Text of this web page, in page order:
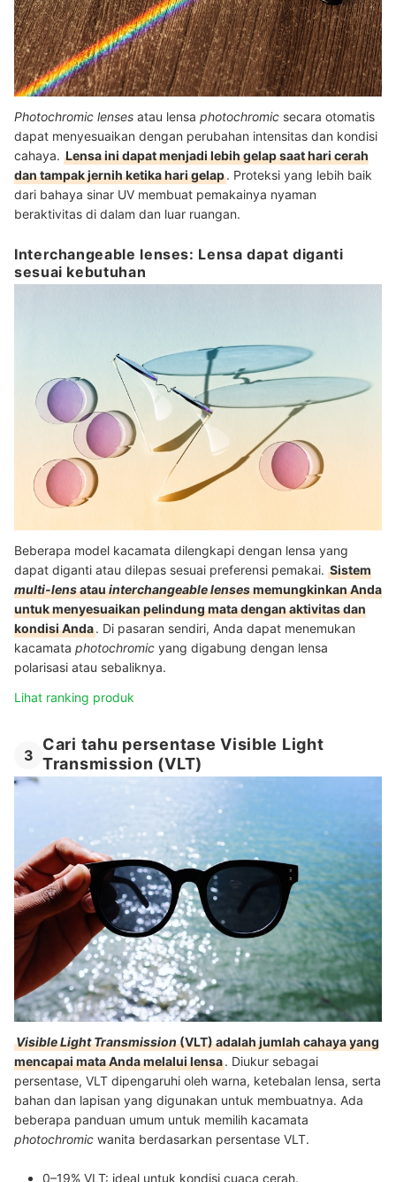
Photochromic lenses atau lensa photochromic secara otomatis
dapat menyesuaikan dengan perubahan intensitas dan kondisi
cahaya. Lensa ini dapat menjadi lebih gelap saat hari cerah
dan tampak jernih ketika hari gelap. Proteksi yang lebih baik
dari bahaya sinar UV membuat pemakainya nyaman
beraktivitas di dalam dan luar ruangan.
Interchangeable lenses: Lensa dapat diganti
sesuai kebutuhan
Beberapa model kacamata dilengkapi dengan lensa yang
dapat diganti atau dilepas sesuai preferensi pemakai. Sistem
multi-lensatauinterchangeable lensesmemungkinkan Anda
untuk menyesuaikan pelindung mata dengan aktivitas dan
kondisi Anda. Di pasaran sendiri, Anda dapat menemukan
kacamata photochromic yang digabung dengan lensa
polarisasi atau sebaliknya.
Lihat ranking produk
3
Cari tahu persentase Visible Light
Transmission (VLT)
Visible Light Transmission(VLT) adalah jumlah cahaya yang
mencapai mata Anda melalui lensa. Diukur sebagai
persentase, VLT dipengaruhi oleh warna, ketebalan lensa, serta
bahan dan lapisan yang digunakan untuk membuatnya. Ada
beberapa panduan umum untuk memilih kacamata
photochromic wanita berdasarkan persentase VLT.
0–19% VLT: ideal untuk kondisi cuaca cerah.